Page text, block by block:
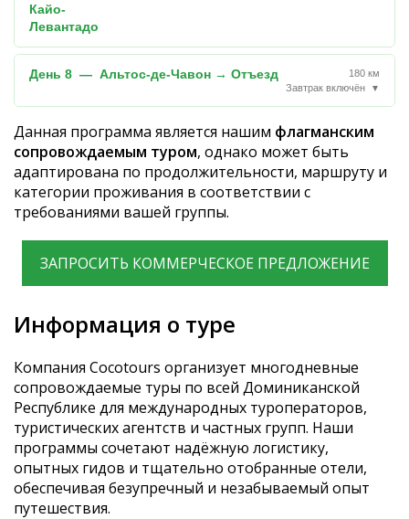
Кайо-
Левантадо
День 8 — Альтос-де-Чавон → Отъезд
180 км
Завтрак включён
▼
Данная программа является нашим флагманским
сопровождаемым туром, однако может быть
адаптирована по продолжительности, маршруту и
категории проживания в соответствии с
требованиями вашей группы.
ЗАПРОСИТЬ КОММЕРЧЕСКОЕ ПРЕДЛОЖЕНИЕ
Информация о туре
Компания Cocotours организует многодневные
сопровождаемые туры по всей Доминиканской
Республике для международных туроператоров,
туристических агентств и частных групп. Наши
программы сочетают надёжную логистику,
опытных гидов и тщательно отобранные отели,
обеспечивая безупречный и незабываемый опыт
путешествия.